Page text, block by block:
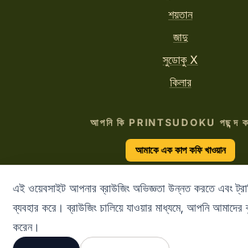
এই ওয়েবসাইট আপনার ব্রাউজিং অভিজ্ঞতা উন্নত করতে এবং
ব্যবহার করে। ব্রাউজিং চালিয়ে যাওয়ার মাধ্যমে, আপনি আমাদের
করেন।
শয়তান
জাদু
সুডোকু X
কিলার
আপনি কি PRINTSUDOKU পছন্দ
আমাকে এক কাপ কফি খাওয়ান
“প্রতিটি সংখ্যায় যুক্তির একটি গল্প লুকিয়ে আছে যা